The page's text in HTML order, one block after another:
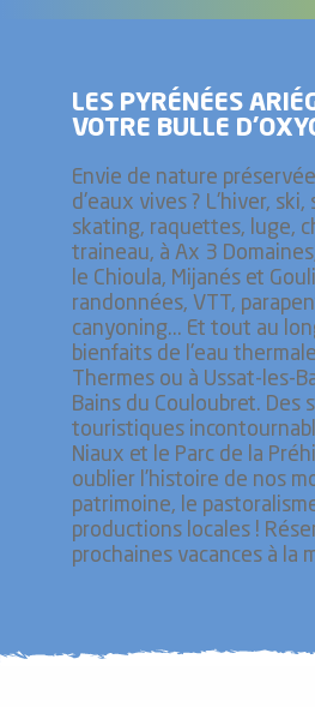
LES PYRÉNÉES
VOTRE BULLE
Envie de nature
d'eaux vives ? L'hiver, ski,
skating, raquettes, luge,
traineau, à Ax 3
le Chioula, Mijanés et
randonnées, VTT,
canyoning... Et tout au
bienfaits de l'eau
Thermes ou à Ussat-les-
Bains du Couloubret. Des
touristiques
Niaux et le Parc de la
oublier l’histoire de nos
patrimoine, le
productions locales !
prochaines vacances à la